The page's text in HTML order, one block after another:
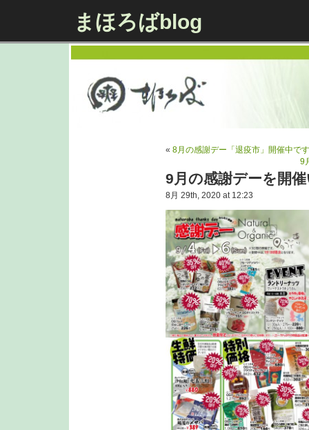
まほろばblog
« 8月の感謝デー「退疫市」開催中で
9
9月の感謝デーを開
8月 29th, 2020 at 12:23